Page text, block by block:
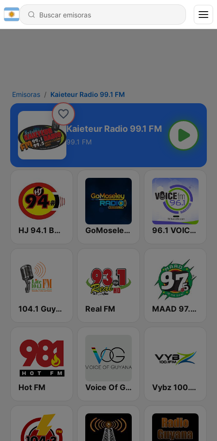
Emisoras Kaieteur Radio 99.1 FM
Kaieteur Radio 99.1 FM
99.1 FM
HJ 94.1 Boom FM GoMoseley Radio 96.1 VOICE FM | #BANGIN
104.1 Guyana Lite FM Real FM MAAD 97.5 FM
Hot FM Voice Of Guyana Vybz 100.1 FM